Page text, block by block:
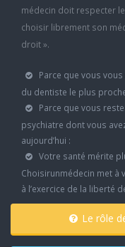
médecin doit respecter
choisir librement son
droit ».
Parce que vous
du dentiste le plus
Parce que vous
psychiatre dont vous
aujourd’hui :
Votre santé mérite
Choisirunmédecin met
à l’exercice de la liberté